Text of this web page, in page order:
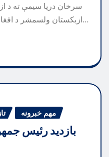
سرخان دریا سیمې ته د
ازبکستان ولسمشر د افغانستان پولې ته څېرمه له پوځي…
مهم خبرونه
بازدید رئیس